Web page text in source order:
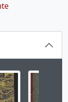
o título da